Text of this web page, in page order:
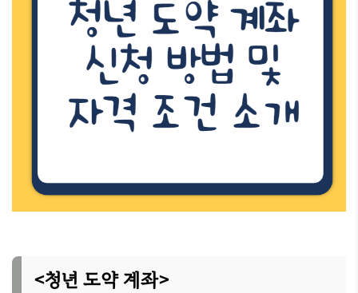
<청년 도약 계좌>